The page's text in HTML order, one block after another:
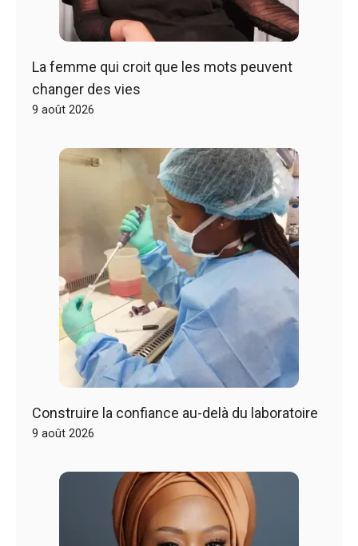
La femme qui croit que les mots peuvent
changer des vies
9 août 2026
Construire la confiance au-delà du laboratoire
9 août 2026